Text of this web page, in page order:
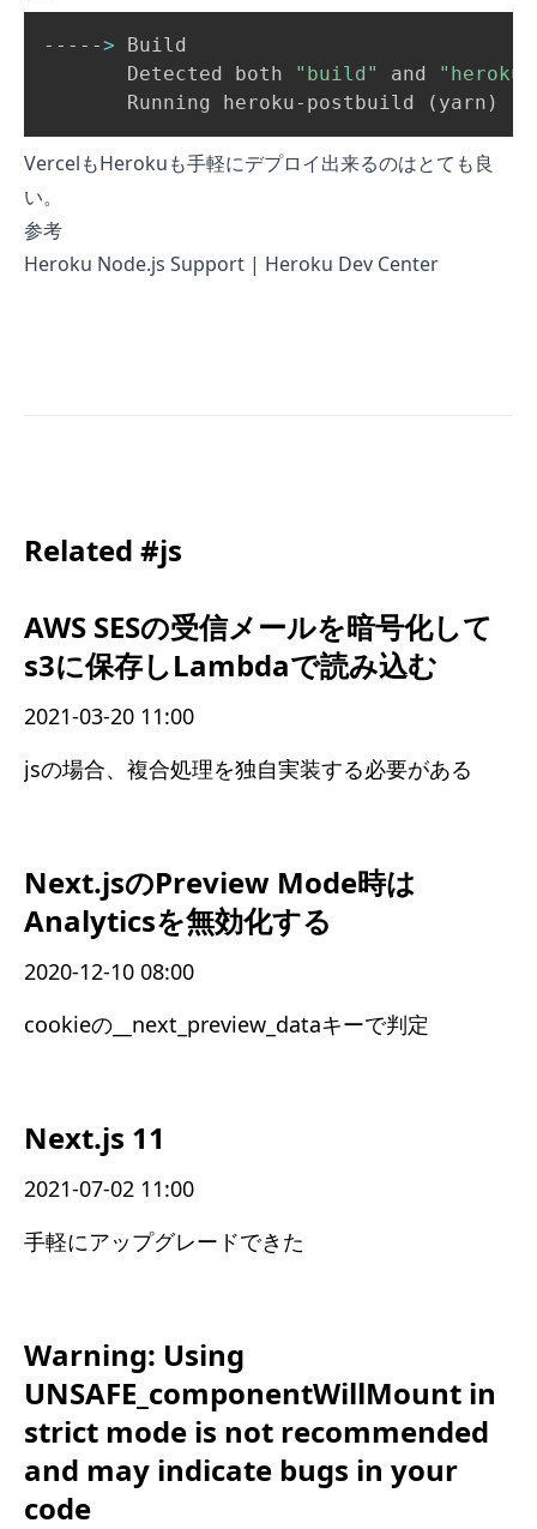
-----> Build
       Detected both
"build" and
       Running heroku-postbuild
( yarn )
VercelもHerokuも手軽にデプロイ出来るのはとても良
い。
参考
Heroku Node.js Support | Heroku Dev Center
Related #js
AWS SESの受信メールを暗号化して
s3に保存しLambdaで読み込む
2021-03-20 11:00
jsの場合、複合処理を独自実装する必要がある
Next.jsのPreview Mode時は
Analyticsを無効化する
2020-12-10 08:00
cookieの__next_preview_dataキーで判定
Next.js 11
2021-07-02 11:00
手軽にアップグレードできた
Warning: Using
UNSAFE_componentWillMount in
strict mode is not recommended
and may indicate bugs in your
code